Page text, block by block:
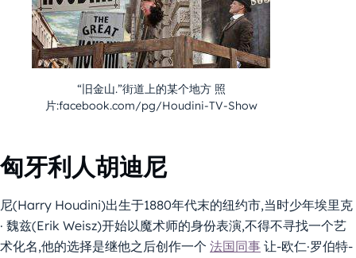
“旧金山.”街道上的某个地方 照
片:facebook.com/pg/Houdini-TV-Show
匈牙利人胡迪尼
尼(Harry Houdini)出生于1880年代末的纽约市,当时少年埃里克
· 魏兹(Erik Weisz)开始以魔术师的身份表演,不得不寻找一个艺
术化名,他的选择是继他之后创作一个 法国同事 让-欧仁·罗伯特-